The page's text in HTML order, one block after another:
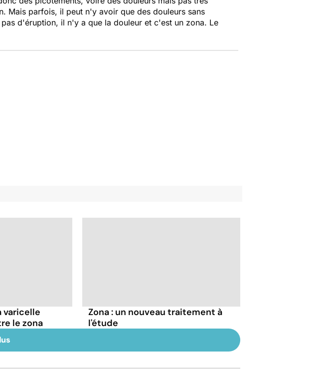
Mais parfois, il peut n'y avoir que des douleurs sans
d'éruption, il n'y a que la douleur et c'est un zona. Le
varicelle
le zona
Zona : un nouveau traitement à
l'étude